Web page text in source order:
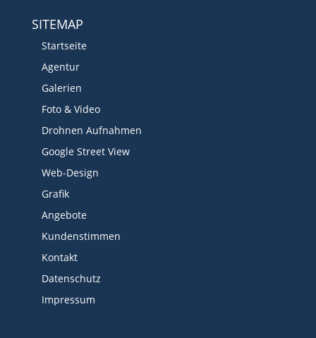
SITEMAP
Startseite
Agentur
Galerien
Foto & Video
Drohnen Aufnahmen
Google Street View
Web-Design
Grafik
Angebote
Kundenstimmen
Kontakt
Datenschutz
Impressum